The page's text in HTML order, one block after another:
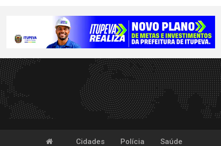
Cidades Polícia Saúde